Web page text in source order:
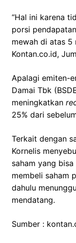
“Hal ini karena
porsi
mewah di atas 5
Kontan.co.id,
Apalagi emiten-
Damai Tbk
meningkatkan
25% dari
Terkait dengan
Kornelis
saham yang
membeli saham
dahulu
mendatang.
Sumber :